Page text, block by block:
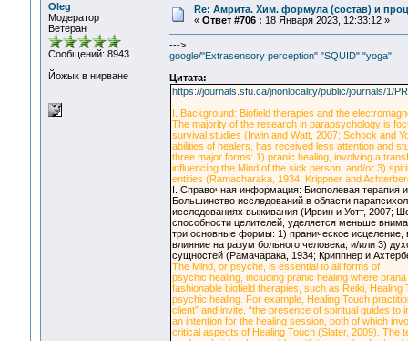
Oleg
Модератор
Ветеран
Сообщений: 8943
Йожык в нирване
Re: Амрита. Хим. формула (состав) и
« Ответ #706 : 18 Января 2023, 12:33:12 »
--->
google/"Extrasensory perception" "SQUID" "yoga"
Цитата:
https://journals.sfu.ca/jnonlocality/public/journals/1/
I. Background: Biofield therapies and the
The majority of the research in parapsychology is
survival studies (Irwin and Watt, 2007; Schock and
abilities of healers, has received less attention and
three major forms: 1) pranic healing, involving a
influencing the Mind of the sick person; and/or 3)
entities (Ramacharaka, 1934; Krippner and
I. Справочная информация: Биополевая терапия
Большинство исследований в области
исследованиях выживания (Ирвин и Уотт, 2007;
способности целителей, уделяется меньше
три основные формы: 1) праническое
влияние на разум больного человека; и/или 3)
сущностей (Рамачарака, 1934; Криппнер и
The Mind, or psyche, is essential to all forms of
psychic healing, including pranic healing where
fashionable biofield therapies, such as Reiki,
psychic healing. For example, Healing Touch
client” and invite, “the presence of spiritual guides
an intention for the healing session, both of which
critical aspects of Healing Touch (Slater, 2009). The